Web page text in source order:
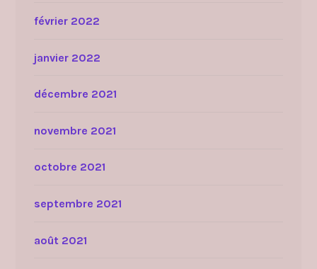
février 2022
janvier 2022
décembre 2021
novembre 2021
octobre 2021
septembre 2021
août 2021